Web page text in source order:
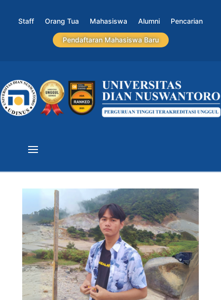
Staff Orang Tua Mahasiswa Alumni Pencarian
Pendaftaran Mahasiswa Baru